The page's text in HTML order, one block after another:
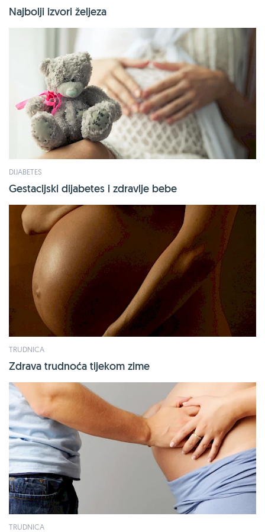
Najbolji izvori željeza
DIJABETES
Gestacijski dijabetes i zdravlje bebe
TRUDNICA
Zdrava trudnoća tijekom zime
TRUDNICA